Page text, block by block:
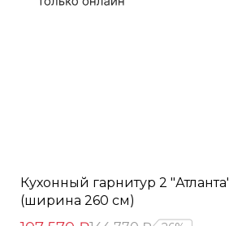
Кухонный гарнитур 2
(ширина 260 см)